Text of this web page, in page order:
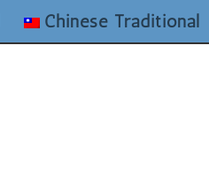
Chinese Traditional